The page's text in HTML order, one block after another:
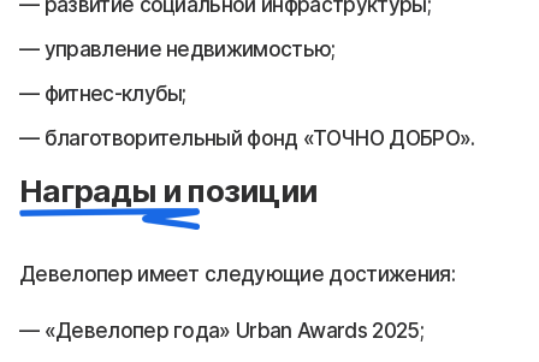
развитие социальной инфраструктуры;
управление недвижимостью;
фитнес-клубы;
благотворительный фонд «ТОЧНО ДОБРО».
Награды и позиции
Девелопер имеет следующие достижения:
«Девелопер года» Urban Awards 2025;